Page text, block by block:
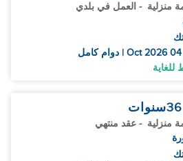
منزلية - العمل في بلدي
سنوات
منزلية - عقد منتهي